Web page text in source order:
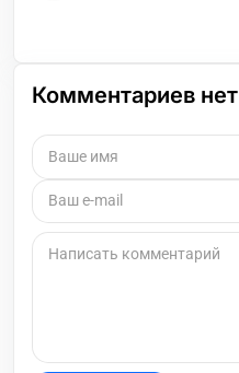
Комментариев нет